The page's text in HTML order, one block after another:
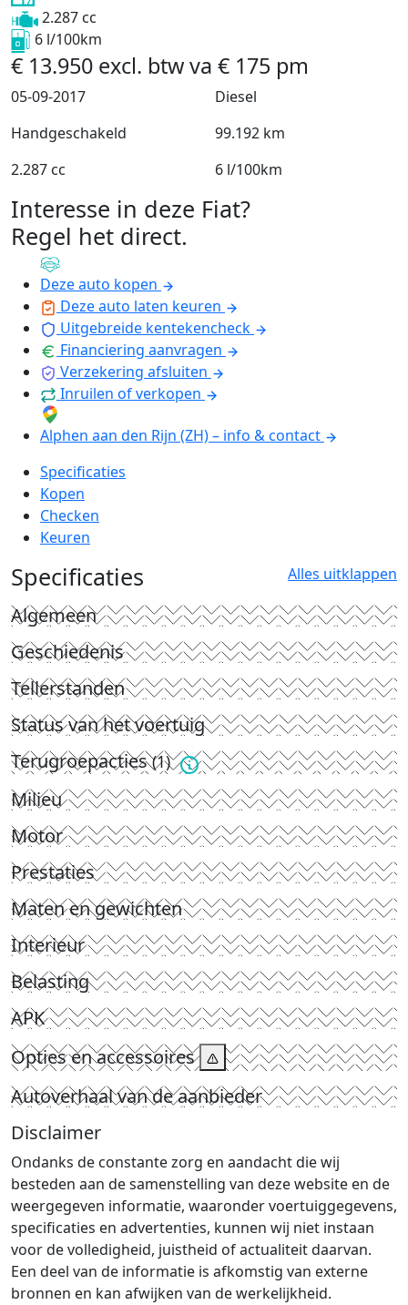
2.287 cc
6 l/100km
€ 13.950 excl. btwva € 175 pm
05-09-2017
Diesel
Handgeschakeld
99.192 km
2.287 cc
6 l/100km
Interesse in deze Fiat?
Regel het direct.
Deze auto kopen
Deze auto laten keuren
Uitgebreide kentekencheck
Financiering aanvragen
Verzekering afsluiten
Inruilen of verkopen
Alphen aan den Rijn (ZH) – info & contact
Specificaties
Kopen
Checken
Keuren
Specificaties Alles uitklappen
Algemeen
Geschiedenis
Tellerstanden
Status van het voertuig
Terugroepacties(1)
Milieu
Motor
Prestaties
Maten en gewichten
Interieur
Belasting
APK
Opties en accessoires
Autoverhaal van de aanbieder
Disclaimer
Ondanks de constante zorg en aandacht die wij
besteden aan de samenstelling van deze website en de
weergegeven informatie, waaronder voertuiggegevens,
specificaties en advertenties, kunnen wij niet instaan
voor de volledigheid, juistheid of actualiteit daarvan.
Een deel van de informatie is afkomstig van externe
bronnen en kan afwijken van de werkelijkheid.